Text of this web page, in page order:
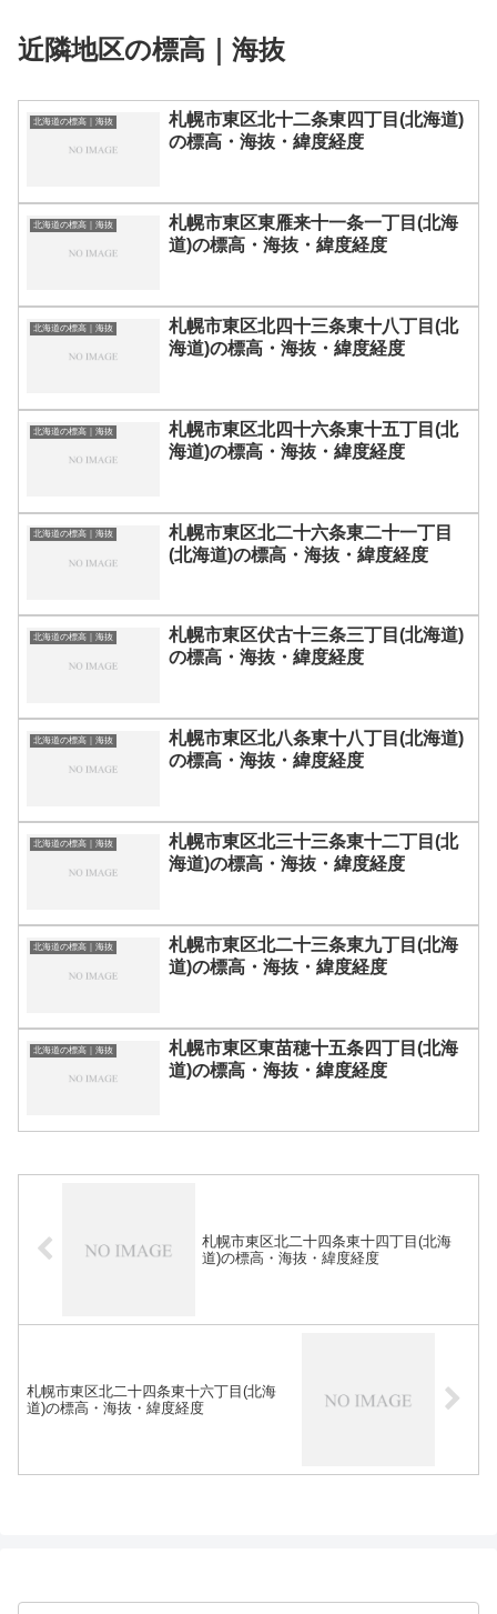
近隣地区の標高｜海抜
北海道の標高｜海抜
札幌市東区北十二条東四丁目(北海道)
の標高・海抜・緯度経度
北海道の標高｜海抜
札幌市東区東雁来十一条一丁目(北海
道)の標高・海抜・緯度経度
北海道の標高｜海抜
札幌市東区北四十三条東十八丁目(北
海道)の標高・海抜・緯度経度
北海道の標高｜海抜
札幌市東区北四十六条東十五丁目(北
海道)の標高・海抜・緯度経度
北海道の標高｜海抜
札幌市東区北二十六条東二十一丁目
(北海道)の標高・海抜・緯度経度
北海道の標高｜海抜
札幌市東区伏古十三条三丁目(北海道)
の標高・海抜・緯度経度
北海道の標高｜海抜
札幌市東区北八条東十八丁目(北海道)
の標高・海抜・緯度経度
北海道の標高｜海抜
札幌市東区北三十三条東十二丁目(北
海道)の標高・海抜・緯度経度
北海道の標高｜海抜
札幌市東区北二十三条東九丁目(北海
道)の標高・海抜・緯度経度
北海道の標高｜海抜
札幌市東区東苗穂十五条四丁目(北海
道)の標高・海抜・緯度経度
札幌市東区北二十四条東十四丁目(北海
道)の標高・海抜・緯度経度
札幌市東区北二十四条東十六丁目(北海
道)の標高・海抜・緯度経度